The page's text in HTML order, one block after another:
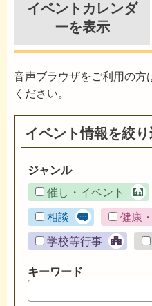
イベントカレンダ
ーを表示
音声ブラウザをご利用の方
ください。
イベント情報を絞
ジャンル
催し・イベント
相談 健康
学校等行事
キーワード